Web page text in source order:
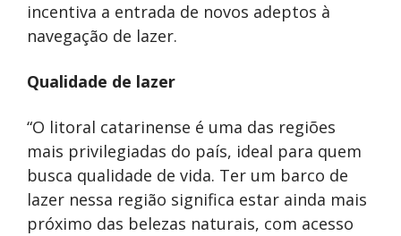
incentiva a entrada de novos adeptos à
navegação de lazer.
Qualidade de lazer
“O litoral catarinense é uma das regiões
mais privilegiadas do país, ideal para quem
busca qualidade de vida. Ter um barco de
lazer nessa região significa estar ainda mais
próximo das belezas naturais, com acesso